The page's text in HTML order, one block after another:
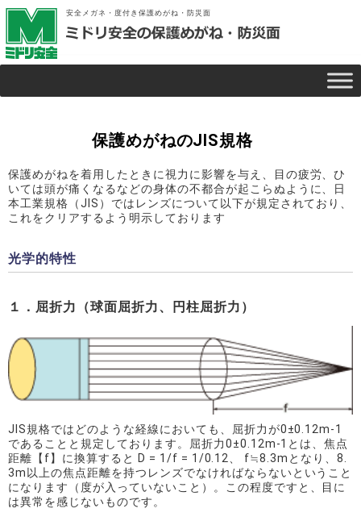
安全メガネ・度付き保護めがね・防災面
保護めがねのJIS規格
保護めがねを着用したときに視力に影響を与え、目の疲労、ひ
いては頭が痛くなるなどの身体の不都合が起こらぬように、日
本工業規格（JIS）ではレンズについて以下が規定されており、
これをクリアするよう明示しております
光学的特性
１．屈折力（球面屈折力、円柱屈折力）
JIS規格ではどのような経線においても、屈折力が0±0.12m-1
であることと規定しております。屈折力0±0.12m-1とは、焦点
距離【f】に換算すると D = 1/f = 1/0.12、 f≒8.3mとなり、8.
3m以上の焦点距離を持つレンズでなければならないということ
になります（度が入っていないこと）。この程度ですと、目に
は異常を感じないものです。